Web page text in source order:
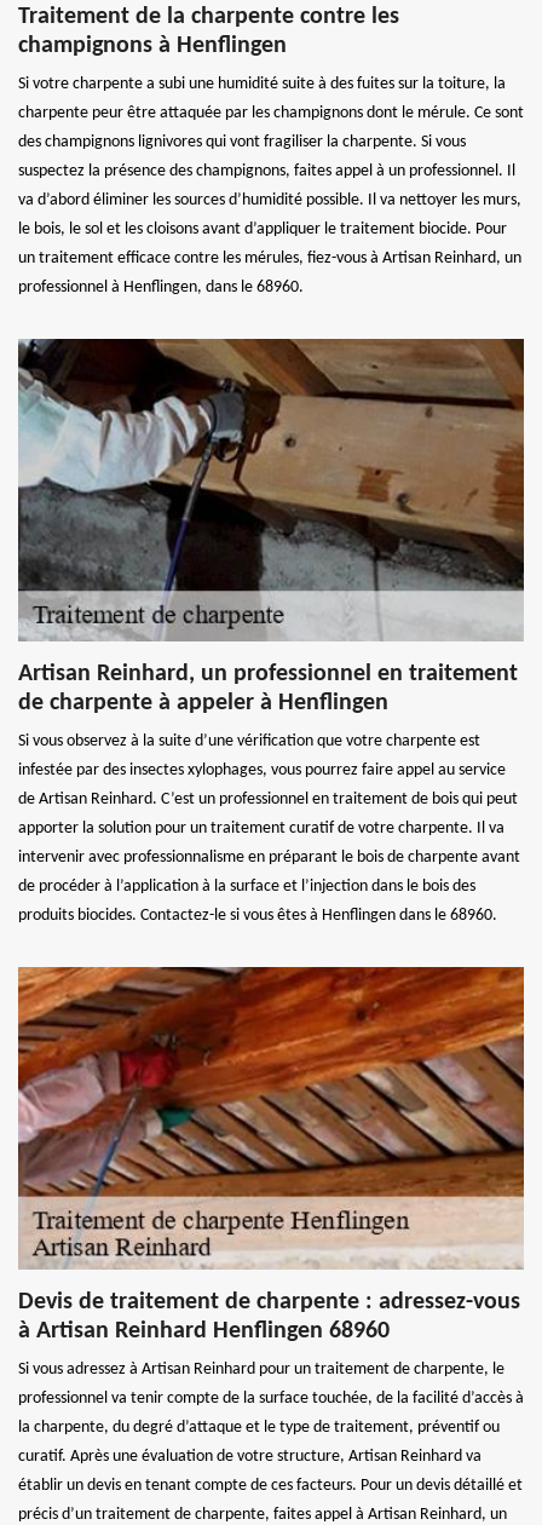
Traitement de la charpente contre les
champignons à Henflingen
Si votre charpente a subi une humidité suite à des fuites sur la toiture, la
charpente peur être attaquée par les champignons dont le mérule. Ce sont
des champignons lignivores qui vont fragiliser la charpente. Si vous
suspectez la présence des champignons, faites appel à un professionnel. Il
va d’abord éliminer les sources d’humidité possible. Il va nettoyer les murs,
le bois, le sol et les cloisons avant d’appliquer le traitement biocide. Pour
un traitement efficace contre les mérules, fiez-vous à Artisan Reinhard, un
professionnel à Henflingen, dans le 68960.
Artisan Reinhard, un professionnel en traitement
de charpente à appeler à Henflingen
Si vous observez à la suite d’une vérification que votre charpente est
infestée par des insectes xylophages, vous pourrez faire appel au service
de Artisan Reinhard. C’est un professionnel en traitement de bois qui peut
apporter la solution pour un traitement curatif de votre charpente. Il va
intervenir avec professionnalisme en préparant le bois de charpente avant
de procéder à l’application à la surface et l’injection dans le bois des
produits biocides. Contactez-le si vous êtes à Henflingen dans le 68960.
Devis de traitement de charpente : adressez-vous
à Artisan Reinhard Henflingen 68960
Si vous adressez à Artisan Reinhard pour un traitement de charpente, le
professionnel va tenir compte de la surface touchée, de la facilité d’accès à
la charpente, du degré d’attaque et le type de traitement, préventif ou
curatif. Après une évaluation de votre structure, Artisan Reinhard va
établir un devis en tenant compte de ces facteurs. Pour un devis détaillé et
précis d’un traitement de charpente, faites appel à Artisan Reinhard, un